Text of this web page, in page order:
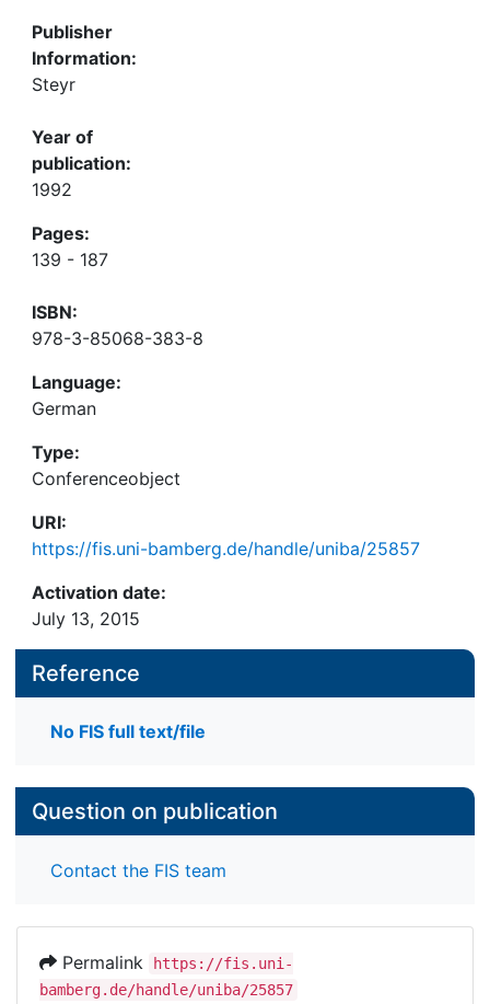
Publisher
Information:
Steyr
Year of
publication:
1992
Pages:
139 - 187
ISBN:
978-3-85068-383-8
Language:
German
Type:
Conferenceobject
URI:
https://fis.uni-bamberg.de/handle/uniba/25857
Activation date:
July 13, 2015
Reference
No FIS full text/file
Question on publication
Contact the FIS team
Permalink
https://fis.uni-
bamberg.de/handle/uniba/25857